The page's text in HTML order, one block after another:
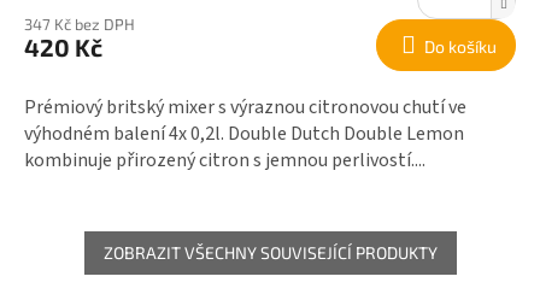
347 Kč bez DPH
420 Kč Do košíku
Prémiový britský mixer s výraznou citronovou chutí ve
výhodném balení 4x 0,2l. Double Dutch Double Lemon
kombinuje přirozený citron s jemnou perlivostí....
ZOBRAZIT VŠECHNY SOUVISEJÍCÍ PRODUKTY